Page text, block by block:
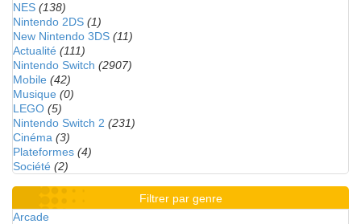
NES (138)
Nintendo 2DS (1)
New Nintendo 3DS (11)
Actualité (111)
Nintendo Switch (2907)
Mobile (42)
Musique (0)
LEGO (5)
Nintendo Switch 2 (231)
Cinéma (3)
Plateformes (4)
Société (2)
Filtrer par genre
Arcade